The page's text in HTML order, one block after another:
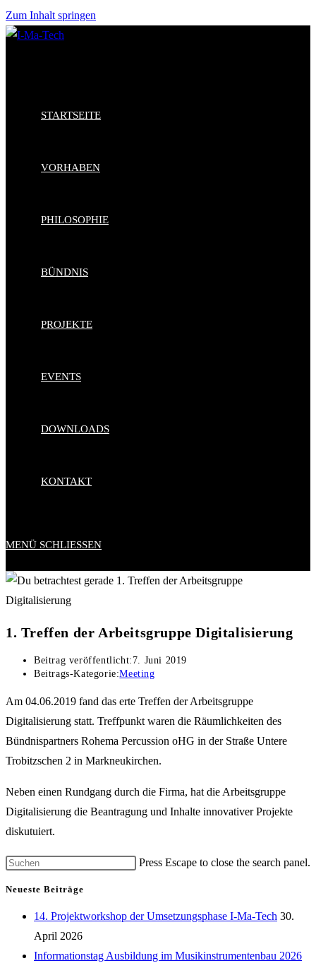
Zum Inhalt springen
STARTSEITE
VORHABEN
PHILOSOPHIE
BÜNDNIS
PROJEKTE
EVENTS
DOWNLOADS
KONTAKT
MENÜ SCHLIESSEN
1. Treffen der Arbeitsgruppe Digitalisierung
Beitrag veröffentlicht: 7. Juni 2019
Beitrags-Kategorie:Meeting
Am 04.06.2019 fand das erte Treffen der Arbeitsgruppe
Digitalisierung statt. Treffpunkt waren die Räumlichkeiten des
Bündnispartners Rohema Percussion oHG in der Straße Untere
Trobitzschen 2 in Markneukirchen.
Neben einen Rundgang durch die Firma, hat die Arbeitsgruppe
Digitalisierung die Beantragung und Inhalte innovativer Projekte
diskutuiert.
Press Escape to close the search panel.
Neueste Beiträge
14. Projektworkshop der Umsetzungsphase I-Ma-Tech 30.
April 2026
Informationstag Ausbildung im Musikinstrumentenbau 2026